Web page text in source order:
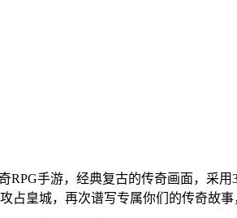
RPG手游，经典复古的传奇画面，采
皇城，再次谱写专属你们的传奇故事